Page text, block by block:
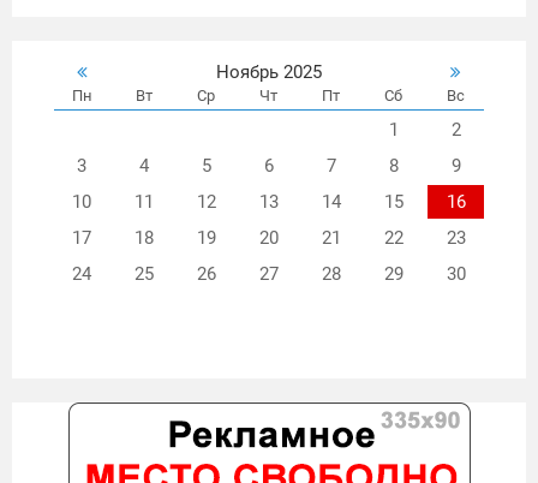
Ноябрь 2025
Пн Вт Ср Чт Пт Сб Вс
1
2
3
4 5 6 7 8
9
10
11 12 13 14 15
16
17
18 19 20 21 22
23
24
25 26 27 28 29 30